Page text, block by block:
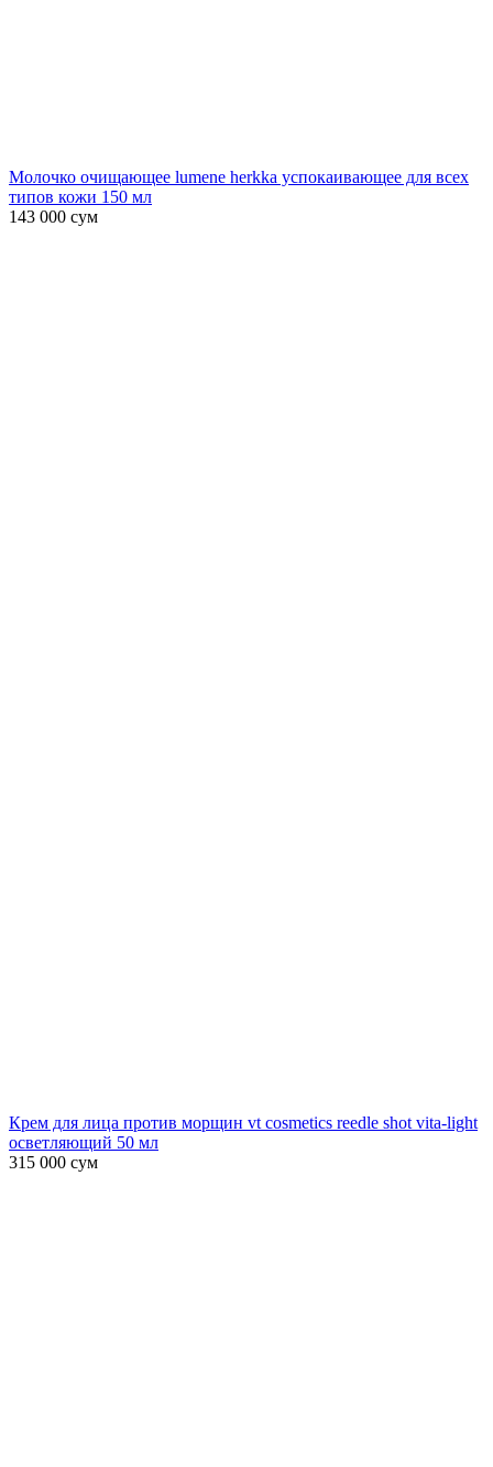
Молочко очищающее lumene herkka успокаивающее для всех
типов кожи 150 мл
143 000 сум
Крем для лица против морщин vt cosmetics reedle shot vita-light
осветляющий 50 мл
315 000 сум